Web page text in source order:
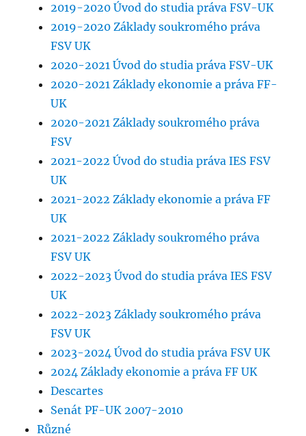
2019-2020 Úvod do studia práva FSV-UK
2019-2020 Základy soukromého práva
FSV UK
2020-2021 Úvod do studia práva FSV-UK
2020-2021 Základy ekonomie a práva FF-
UK
2020-2021 Základy soukromého práva
FSV
2021-2022 Úvod do studia práva IES FSV
UK
2021-2022 Základy ekonomie a práva FF
UK
2021-2022 Základy soukromého práva
FSV UK
2022-2023 Úvod do studia práva IES FSV
UK
2022-2023 Základy soukromého práva
FSV UK
2023-2024 Úvod do studia práva FSV UK
2024 Základy ekonomie a práva FF UK
Descartes
Senát PF-UK 2007-2010
Různé